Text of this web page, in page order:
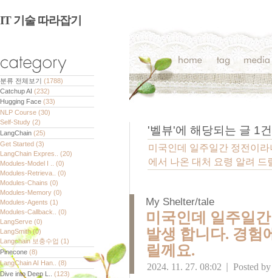
IT 기술 따라잡기
분류 전체보기 (1788)
Catchup AI (232)
Hugging Face (33)
NLP Course (30)
Self-Study (2)
LangChain (25)
Get Started (3)
LangChain Expres.. (20)
Modules-Model I .. (0)
Modules-Retrieva.. (0)
Modules-Chains (0)
Modules-Memory (0)
Modules-Agents (1)
Modules-Callback.. (0)
LangServe (0)
LangSmith(0)
Langchain 보충수업 (1)
Pinecone (8)
LangChain AI Han.. (8)
Dive into Deep L.. (123)
'벨뷰'에 해당되는 글 1건
미국인데 일주일간 정전이
에서 나온 대처 요령 알려 드
My Shelter/tale
미국인데 일주일
발생 합니다. 경험
릴께요.
2024. 11. 27. 08:02 Posted